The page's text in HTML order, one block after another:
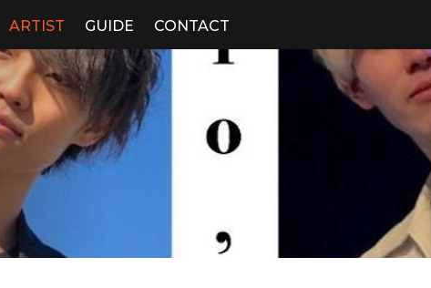
ARTIST GUIDE CONTACT